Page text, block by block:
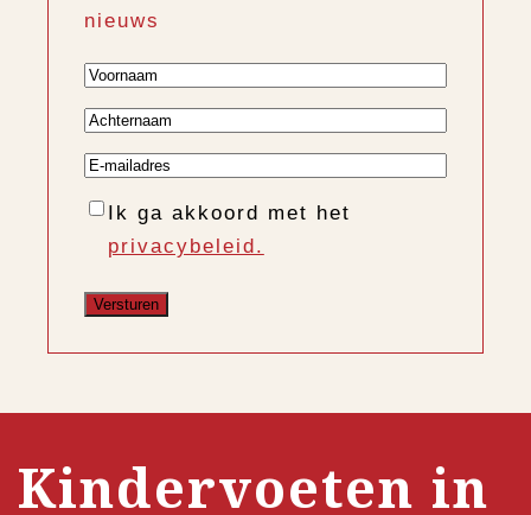
nieuws
Voornaam
Achternaam
E-
mailadres
Instemming
Ik ga akkoord met het
privacybeleid.
Kindervoeten in